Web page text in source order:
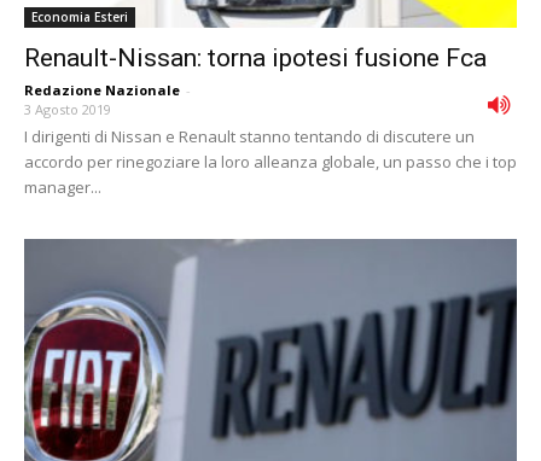
Economia Esteri
Renault-Nissan: torna ipotesi fusione Fca
Redazione Nazionale -
3 Agosto 2019
I dirigenti di Nissan e Renault stanno tentando di discutere un
accordo per rinegoziare la loro alleanza globale, un passo che i top
manager...